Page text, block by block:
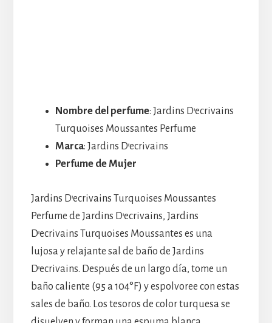
Nombre del perfume: Jardins D’ecrivains
Turquoises Moussantes Perfume
Marca: Jardins D’ecrivains
Perfume de Mujer
Jardins D’ecrivains Turquoises Moussantes
Perfume de Jardins D’ecrivains, Jardins
D’ecrivains Turquoises Moussantes es una
lujosa y relajante sal de baño de Jardins
D’ecrivains. Después de un largo día, tome un
baño caliente (95 a 104°F) y espolvoree con estas
sales de baño. Los tesoros de color turquesa se